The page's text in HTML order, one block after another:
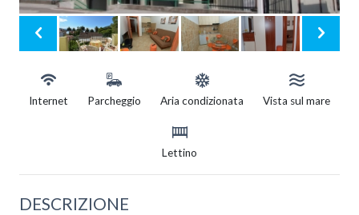
Internet Parcheggio Aria condizionata Vista sul mare
Lettino
DESCRIZIONE